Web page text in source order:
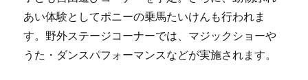
あい体験としてポニーの乗馬たいけんも行われま
す。野外ステージコーナーでは、マジックショーや
うた・ダンスパフォーマンスなどが実施されます。